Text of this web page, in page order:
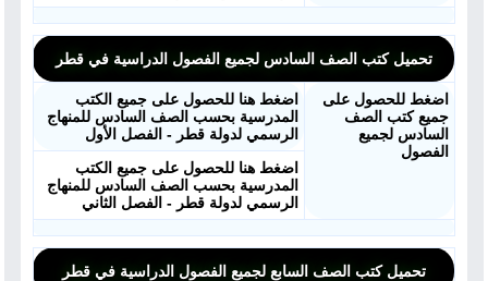
تحميل كتب الصف السادس لجميع الفصول الدراسية في قطر
اضغط للحصول على
جميع كتب الصف
السادس لجميع
الفصول
اضغط هنا للحصول على جميع الكتب
المدرسية بحسب الصف السادس للمنهاج
الرسمي لدولة قطر - الفصل الأول
اضغط هنا للحصول على جميع الكتب
المدرسية بحسب الصف السادس للمنهاج
الرسمي لدولة قطر - الفصل الثاني
تحميل كتب الصف السابع لجميع الفصول الدراسية في قطر